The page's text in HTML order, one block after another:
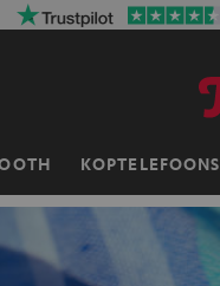
KOPTELEFOONS